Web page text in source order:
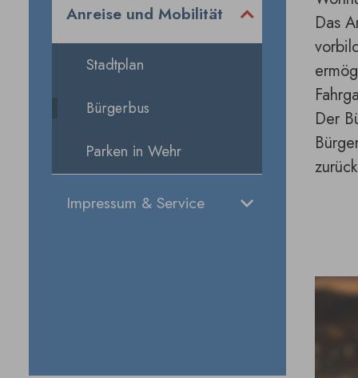
Das
Der
Anreise und Mobilität
Stadtplan
Bürgerbus
Parken in Wehr
Impressum & Service